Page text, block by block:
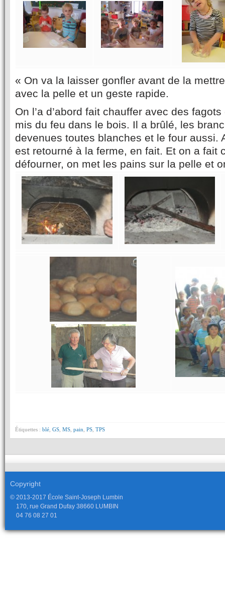
« On va la laisser gonfler avant de la
avec la pelle et un geste rapide.
On l’a d’abord fait chauffer avec des
mis du feu dans le bois. Il a brûlé, les
devenues toutes blanches et le four aussi.
est retourné à la ferme, en fait. Et on a fait
défourner, on met les pains sur la pelle et
Étiquettes : blé GS MS pain PS TPS
Copyright
© 2013-2017 École Saint-Joseph Lumbin
170, rue Grand Dufay 38660 LUMBIN
04 76 08 27 01